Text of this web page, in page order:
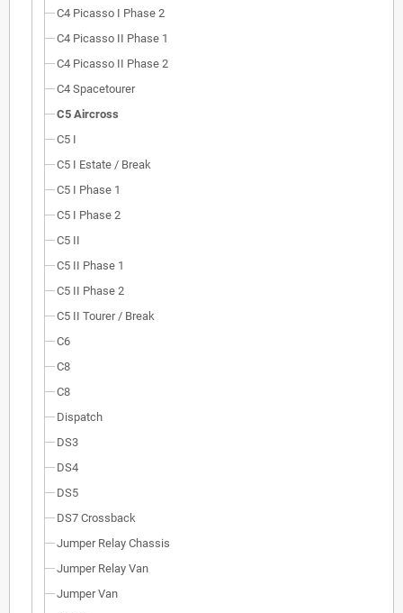
C4 Picasso I Phase 2
C4 Picasso II Phase 1
C4 Picasso II Phase 2
C4 Spacetourer
C5 Aircross
C5 I
C5 I Estate / Break
C5 I Phase 1
C5 I Phase 2
C5 II
C5 II Phase 1
C5 II Phase 2
C5 II Tourer / Break
C6
C8
C8
Dispatch
DS3
DS4
DS5
DS7 Crossback
Jumper Relay Chassis
Jumper Relay Van
Jumper Van